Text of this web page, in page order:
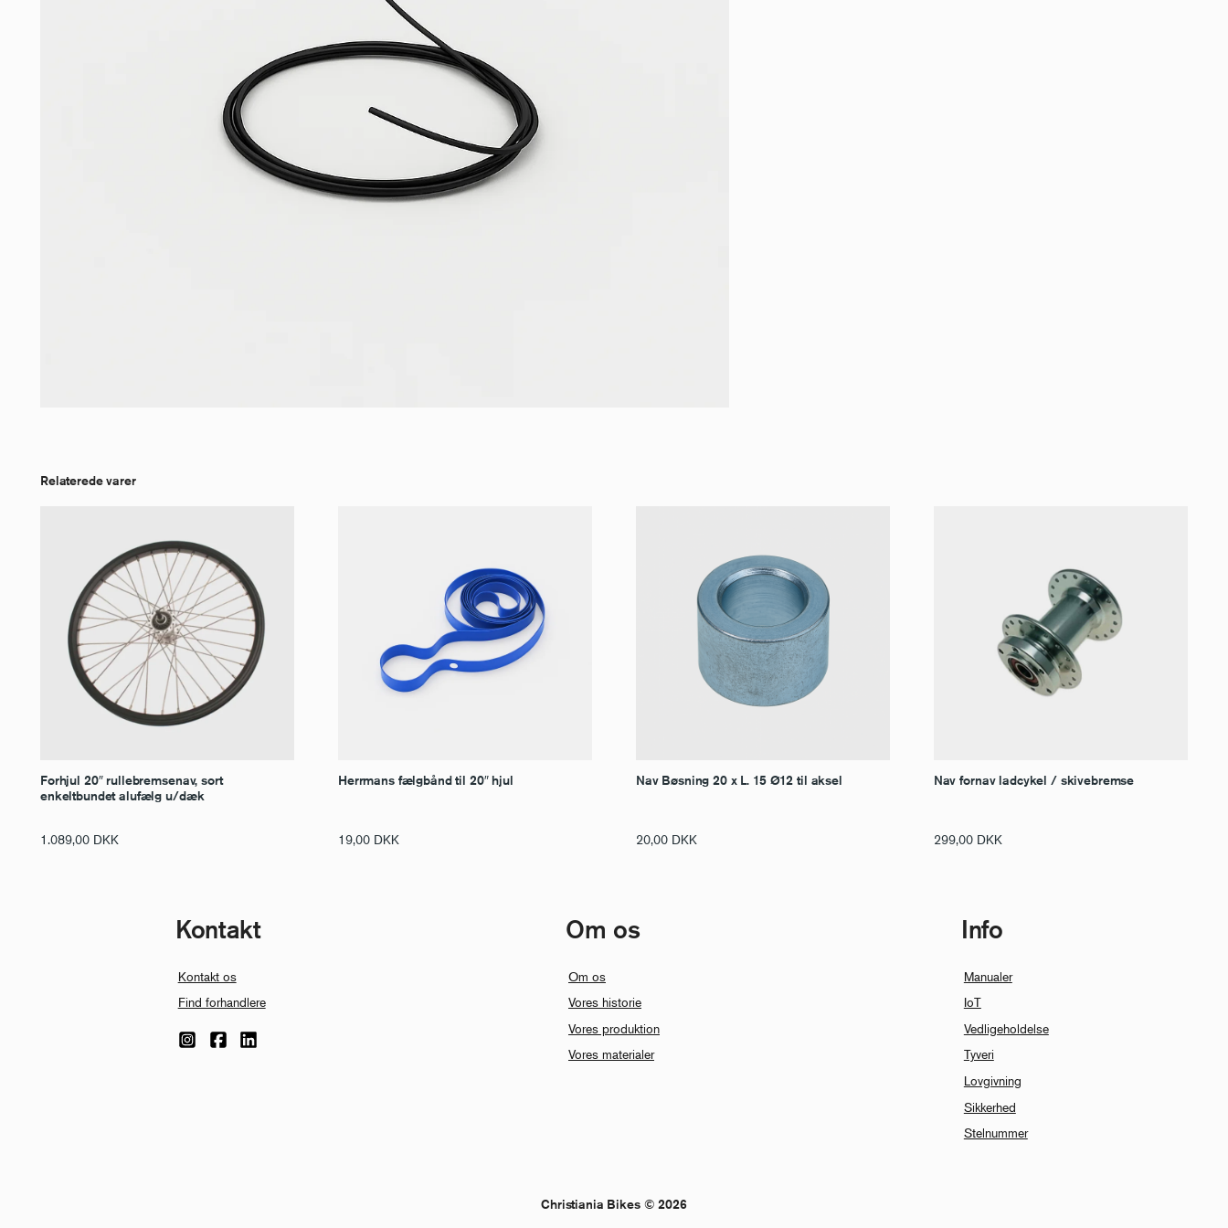
Relaterede varer
Forhjul 20″ rullebremsenav, sort
enkeltbundet alufælg u/dæk
1.089,00 DKK
Herrmans fælgbånd til 20″ hjul
19,00 DKK
Nav Bøsning 20 x L. 15 Ø12 til aksel
20,00 DKK
Nav fornav ladcykel / skivebremse
299,00 DKK
Kontakt
Kontakt os
Find forhandlere
Om os
Om os
Vores historie
Vores produktion
Vores materialer
Info
Manualer
IoT
Vedligeholdelse
Tyveri
Lovgivning
Sikkerhed
Stelnummer
Christiania Bikes © 2026